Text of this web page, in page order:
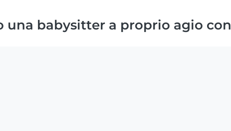
una babysitter a proprio agio con